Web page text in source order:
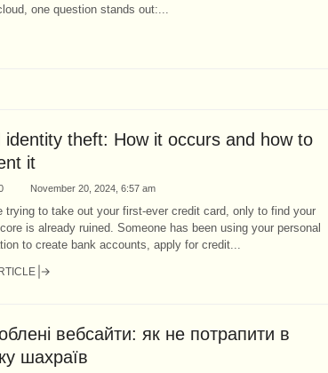
one question stands out:...
identity theft: How it occurs and how to
it
November 20, 2024, 6:57 am
trying to take out your first-ever credit card, only to find your
is already ruined. Someone has been using your personal
to create bank accounts, apply for credit...
вебсайти: як не потрапити в
шахраїв